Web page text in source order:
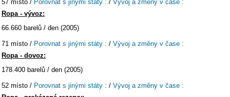
57 místo / Porovnat s jinými státy : / Vývoj a změny v čase :
Ropa - vývoz:
66.660 barelů / den (2005)
71 místo / Porovnat s jinými státy : / Vývoj a změny v čase :
Ropa - dovoz:
178.400 barelů / den (2005)
52 místo / Porovnat s jinými státy : / Vývoj a změny v čase :